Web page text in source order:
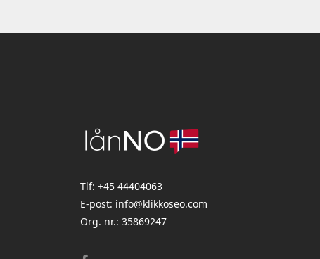
Tlf: +45 44404063
E-post: info@klikkoseo.com
Org. nr.: 35869247